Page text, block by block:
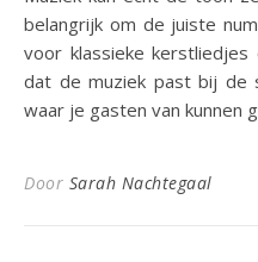
belangrijk om de juiste
voor klassieke
dat de muziek past bij
waar je gasten van kunnen
Door Sarah Nachtegaal